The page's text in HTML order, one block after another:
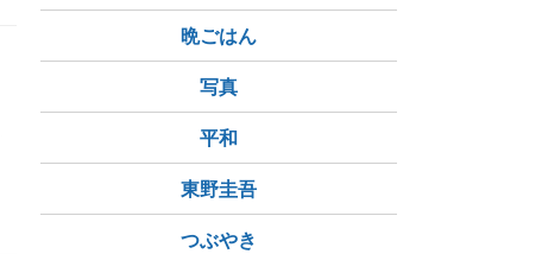
晩ごはん
写真
平和
東野圭吾
つぶやき